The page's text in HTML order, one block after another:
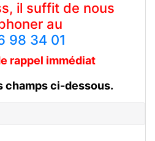
il suffit de nous
au
98 34 01
rappel immédiat
champs ci-dessous.